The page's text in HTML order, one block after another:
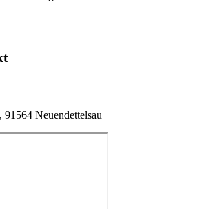
91564 Neuendettelsau